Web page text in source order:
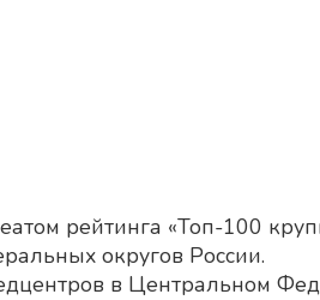
рейтинга «Топ-100
округов России.
в Центральном